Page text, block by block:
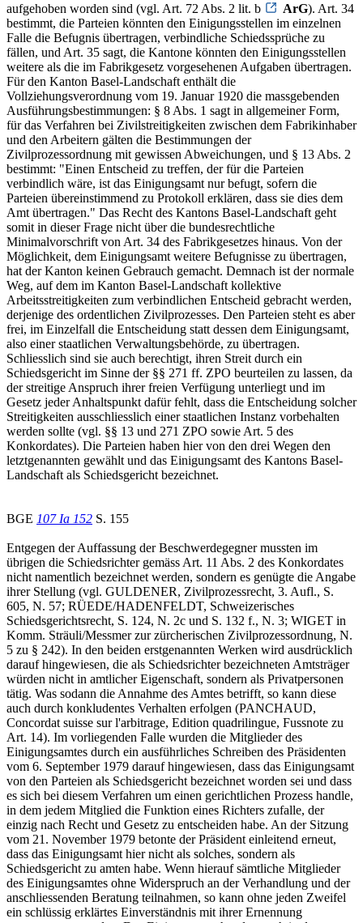
aufgehoben worden sind (vgl. Art. 72 Abs. 2 lit. b
ArG). Art. 34
bestimmt, die Parteien könnten den Einigungsstellen im einzelnen
Falle die Befugnis übertragen, verbindliche Schiedssprüche zu
fällen, und Art. 35 sagt, die Kantone könnten den Einigungsstellen
weitere als die im Fabrikgesetz vorgesehenen Aufgaben übertragen.
Für den Kanton Basel-Landschaft enthält die
Vollziehungsverordnung vom 19. Januar 1920 die massgebenden
Ausführungsbestimmungen: § 8 Abs. 1 sagt in allgemeiner Form,
für das Verfahren bei Zivilstreitigkeiten zwischen dem Fabrikinhaber
und den Arbeitern gälten die Bestimmungen der
Zivilprozessordnung mit gewissen Abweichungen, und § 13 Abs. 2
bestimmt: "Einen Entscheid zu treffen, der für die Parteien
verbindlich wäre, ist das Einigungsamt nur befugt, sofern die
Parteien übereinstimmend zu Protokoll erklären, dass sie dies dem
Amt übertragen." Das Recht des Kantons Basel-Landschaft geht
somit in dieser Frage nicht über die bundesrechtliche
Minimalvorschrift von Art. 34 des Fabrikgesetzes hinaus. Von der
Möglichkeit, dem Einigungsamt weitere Befugnisse zu übertragen,
hat der Kanton keinen Gebrauch gemacht. Demnach ist der normale
Weg, auf dem im Kanton Basel-Landschaft kollektive
Arbeitsstreitigkeiten zum verbindlichen Entscheid gebracht werden,
derjenige des ordentlichen Zivilprozesses. Den Parteien steht es aber
frei, im Einzelfall die Entscheidung statt dessen dem Einigungsamt,
also einer staatlichen Verwaltungsbehörde, zu übertragen.
Schliesslich sind sie auch berechtigt, ihren Streit durch ein
Schiedsgericht im Sinne der §§ 271 ff. ZPO beurteilen zu lassen, da
der streitige Anspruch ihrer freien Verfügung unterliegt und im
Gesetz jeder Anhaltspunkt dafür fehlt, dass die Entscheidung solcher
Streitigkeiten ausschliesslich einer staatlichen Instanz vorbehalten
werden sollte (vgl. §§ 13 und 271 ZPO sowie Art. 5 des
Konkordates). Die Parteien haben hier von den drei Wegen den
letztgenannten gewählt und das Einigungsamt des Kantons Basel-
Landschaft als Schiedsgericht bezeichnet.
BGE 107 Ia 152 S. 155
Entgegen der Auffassung der Beschwerdegegner mussten im
übrigen die Schiedsrichter gemäss Art. 11 Abs. 2 des Konkordates
nicht namentlich bezeichnet werden, sondern es genügte die Angabe
ihrer Stellung (vgl. GULDENER, Zivilprozessrecht, 3. Aufl., S.
605, N. 57; RÜEDE/HADENFELDT, Schweizerisches
Schiedsgerichtsrecht, S. 124, N. 2c und S. 132 f., N. 3; WIGET in
Komm. Sträuli/Messmer zur zürcherischen Zivilprozessordnung, N.
5 zu § 242). In den beiden erstgenannten Werken wird ausdrücklich
darauf hingewiesen, die als Schiedsrichter bezeichneten Amtsträger
würden nicht in amtlicher Eigenschaft, sondern als Privatpersonen
tätig. Was sodann die Annahme des Amtes betrifft, so kann diese
auch durch konkludentes Verhalten erfolgen (PANCHAUD,
Concordat suisse sur l'arbitrage, Edition quadrilingue, Fussnote zu
Art. 14). Im vorliegenden Falle wurden die Mitglieder des
Einigungsamtes durch ein ausführliches Schreiben des Präsidenten
vom 6. September 1979 darauf hingewiesen, dass das Einigungsamt
von den Parteien als Schiedsgericht bezeichnet worden sei und dass
es sich bei diesem Verfahren um einen gerichtlichen Prozess handle,
in dem jedem Mitglied die Funktion eines Richters zufalle, der
einzig nach Recht und Gesetz zu entscheiden habe. An der Sitzung
vom 21. November 1979 betonte der Präsident einleitend erneut,
dass das Einigungsamt hier nicht als solches, sondern als
Schiedsgericht zu amten habe. Wenn hierauf sämtliche Mitglieder
des Einigungsamtes ohne Widerspruch an der Verhandlung und der
anschliessenden Beratung teilnahmen, so kann ohne jeden Zweifel
ein schlüssig erklärtes Einverständnis mit ihrer Ernennung